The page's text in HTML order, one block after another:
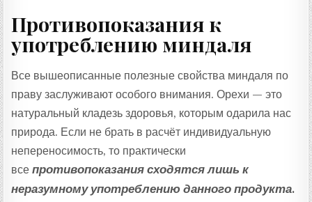
Противопоказания к
употреблению миндаля
Все вышеописанные полезные свойства миндаля по
праву заслуживают особого внимания. Орехи — это
натуральный кладезь здоровья, которым одарила нас
природа. Если не брать в расчёт индивидуальную
непереносимость, то практически
всепротивопоказания сходятся лишь к
неразумному употреблению данного продукта.